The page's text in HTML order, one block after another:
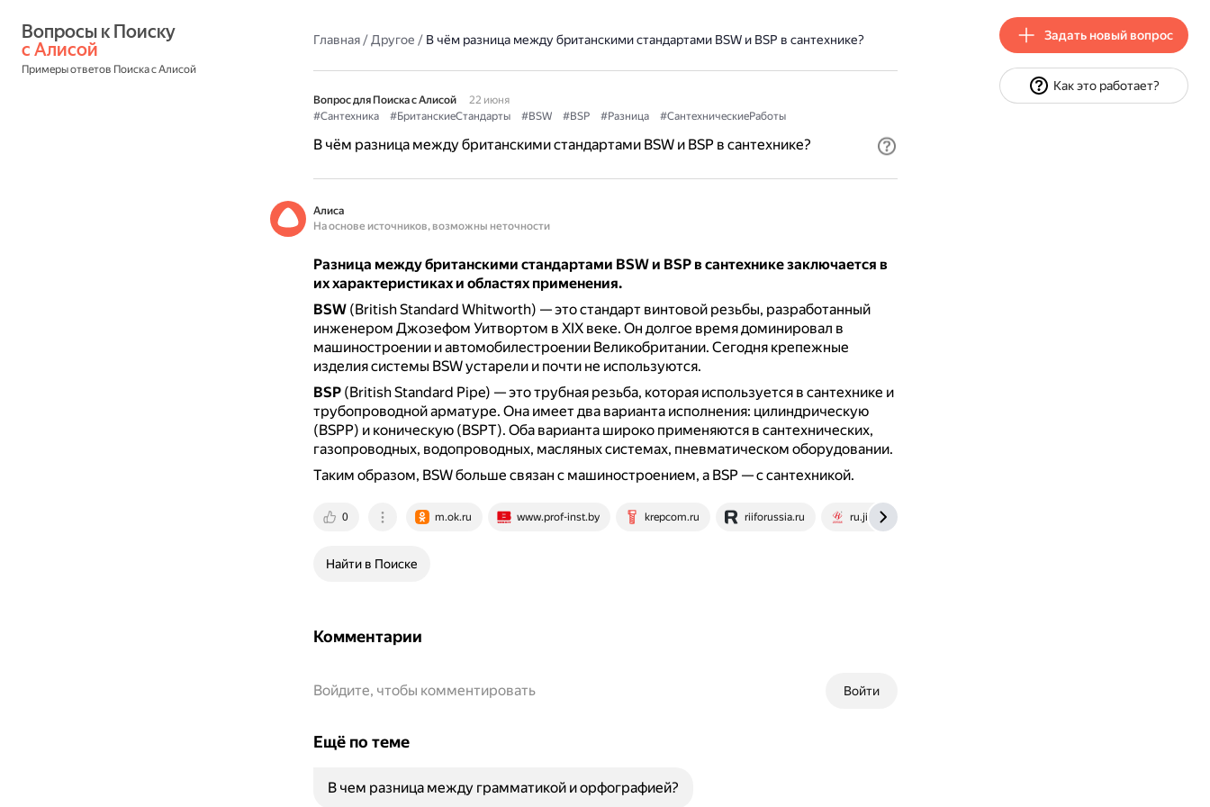
с Алисой
Примеры ответов Поиска с Алисой
Главная/Другое / В чём разница между британскими стандартами BSW и BSP в сантехнике?
Вопрос для Поиска с Алисой
22 июня
#Сантехника
#БританскиеСтандарты #BSW #BSP #Разница #СантехническиеРаботы
В чём разница между британскими стандартами BSW и BSP в сантехнике?
Алиса
На основе источников, возможны неточности
Разница между британскими стандартами BSW и BSP в сантехнике заключается в
их характеристиках и областях применения.
BSW(British Standard Whitworth) — это стандарт винтовой резьбы, разработанный
инженером Джозефом Уитвортом в XIX веке. Он долгое время доминировал в
машиностроении и автомобилестроении Великобритании. Сегодня крепежные
изделия системы BSW устарели и почти не используются.
BSP(British Standard Pipe) — это трубная резьба, которая используется в сантехнике и
трубопроводной арматуре. Она имеет два варианта исполнения: цилиндрическую
(BSPP) и коническую (BSPT). Оба варианта широко применяются в сантехнических,
газопроводных, водопроводных, масляных системах, пневматическом оборудовании.
Таким образом, BSW больше связан с машиностроением, а BSP — с сантехникой.
0 m.ok.ru www.prof-inst.by krepcom.ru riiforussia.ru ru.jiayuanfittings.com
Найти в Поиске
Комментарии
Войти
Войдите, чтобы комментировать
Ещё по теме
В чем разница между грамматикой и орфографией?
Задать новый вопрос
Как это работает?